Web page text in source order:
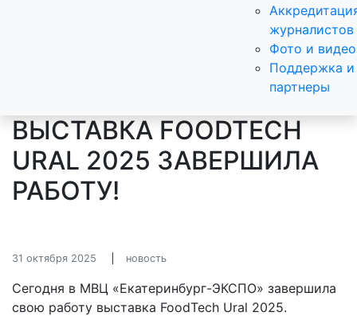
журналистов
Фото и видео
Поддержка и
партнеры
ВЫСТАВКА FOODTECH
URAL 2025 ЗАВЕРШИЛА
РАБОТУ!
31 октября 2025 новость
Сегодня в МВЦ «Екатеринбург-ЭКСПО» завершила
свою работу выставка FoodTech Ural 2025.